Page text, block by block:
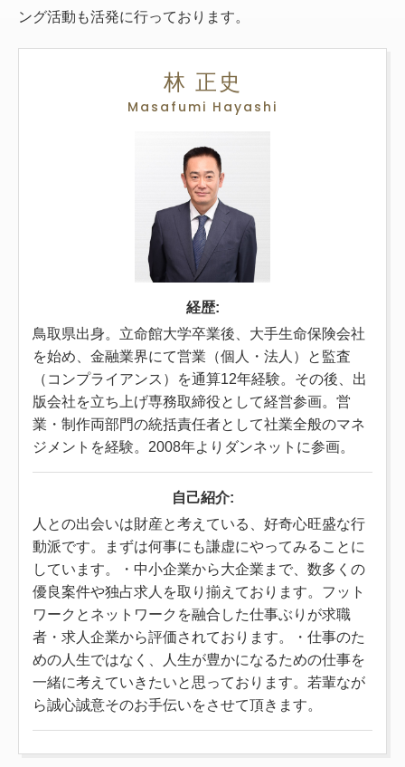
ング活動も活発に行っております。
林 正史
Masafumi Hayashi
経歴:
鳥取県出身。立命館大学卒業後、大手生命保険会社
を始め、金融業界にて営業（個人・法人）と監査
（コンプライアンス）を通算12年経験。その後、出
版会社を立ち上げ専務取締役として経営参画。営
業・制作両部門の統括責任者として社業全般のマネ
ジメントを経験。 2008年よりダンネットに参画。
自己紹介:
人との出会いは財産と考えている、好奇心旺盛な行
動派です。まずは何事にも謙虚にやってみることに
しています。・中小企業から大企業まで、数多くの
優良案件や独占求人を取り揃えております。フット
ワークとネットワークを融合した仕事ぶりが求職
者・求人企業から評価されております。・仕事のた
めの人生ではなく、人生が豊かになるための仕事を
一緒に考えていきたいと思っております。若輩なが
ら誠心誠意そのお手伝いをさせて頂きます。